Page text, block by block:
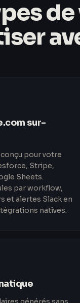
sur-
pour votre
Stripe,
Sheets.
par workflow,
et alertes Slack en
natives.